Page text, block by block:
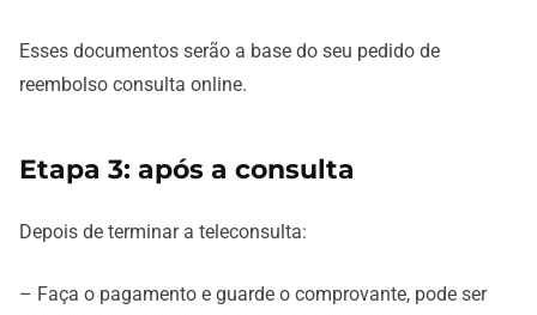
Esses documentos serão a base do seu pedido de
reembolso consulta online.
Etapa 3: após a consulta
Depois de terminar a teleconsulta:
– Faça o pagamento e guarde o comprovante, pode ser